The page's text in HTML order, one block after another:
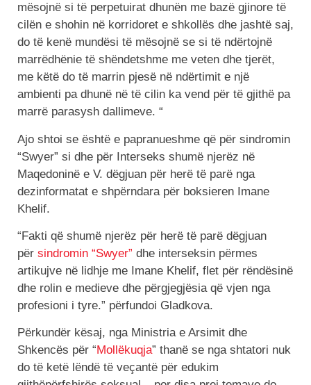
mësojnë si të perpetuirat dhunën me bazë gjinore të
cilën e shohin në korridoret e shkollës dhe jashtë saj,
do të kenë mundësi të mësojnë se si të ndërtojnë
marrëdhënie të shëndetshme me veten dhe tjerët,
me këtë do të marrin pjesë në ndërtimit e një
ambienti pa dhunë në të cilin ka vend për të gjithë pa
marrë parasysh dallimeve. “
Ajo shtoi se është e papranueshme që për sindromin
“Swyer” si dhe për Interseks shumë njerëz në
Maqedoninë e V. dëgjuan për herë të parë nga
dezinformatat e shpërndara për boksieren Imane
Khelif.
“Fakti që shumë njerëz për herë të parë dëgjuan
për sindromin “Swyer” dhe interseksin përmes
artikujve në lidhje me Imane Khelif, flet për rëndësinë
dhe rolin e medieve dhe përgjegjësia që vjen nga
profesioni i tyre.” përfundoi Gladkova.
Përkundër kësaj, nga Ministria e Arsimit dhe
Shkencës për “Mollëkuqja” thanë se nga shtatori nuk
do të ketë lëndë të veçantë për edukim